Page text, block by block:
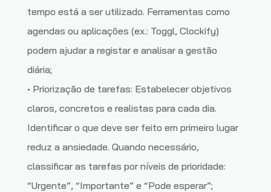
tempo está a ser utilizado. Ferramentas como
agendas ou aplicações (ex.: Toggl, Clockify)
podem ajudar a registar e analisar a gestão
diária;
• Priorização de tarefas: Estabelecer objetivos
claros, concretos e realistas para cada dia.
Identificar o que deve ser feito em primeiro lugar
reduz a ansiedade. Quando necessário,
classificar as tarefas por níveis de prioridade:
“Urgente”, “Importante” e “Pode esperar”;